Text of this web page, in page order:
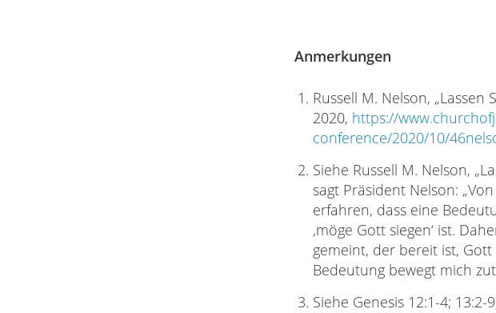
Anmerkungen
Russell M. Nelson,
2020, https://
conference/2020/10/
Siehe Russell M. Nelson,
sagt Präsident Nelson:
erfahren, dass eine
‚möge Gott siegen‘ ist.
gemeint, der bereit ist, Gott
Bedeutung bewegt mich
Siehe Genesis 12:1-4; 13:2-